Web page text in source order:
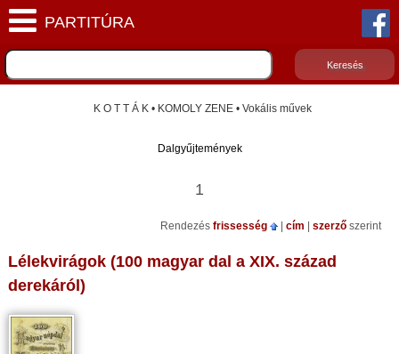
K O T T Á K • KOMOLY ZENE • Vokális művek
Dalgyűjtemények
1
Rendezés frissesség cím szerző szerint
Lélekvirágok (100 magyar dal a XIX. század
derekáról)